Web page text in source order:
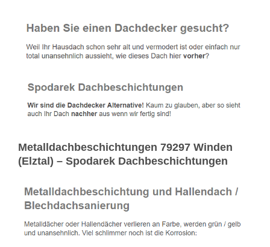
Metalldachbeschichtungen 79297 Winden
(Elztal) – Spodarek Dachbeschichtungen